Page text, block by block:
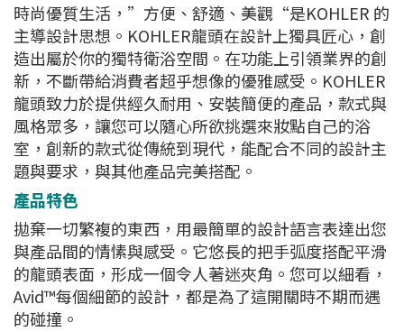
時尚優質生活，”方便、舒適、美觀“是KOHLER 的
主導設計思想。KOHLER龍頭在設計上獨具匠心，創
造出屬於你的獨特衛浴空間。在功能上引領業界的創
新，不斷帶給消費者超乎想像的優雅感受。KOHLER
龍頭致力於提供經久耐用、安裝簡便的產品，款式與
風格眾多，讓您可以隨心所欲挑選來妝點自己的浴
室，創新的款式從傳統到現代，能配合不同的設計主
題與要求，與其他產品完美搭配。
產品特色
拋棄一切繁複的東西，用最簡單的設計語言表達出您
與產品間的情愫與感受。它悠長的把手弧度搭配平滑
的龍頭表面，形成一個令人著迷夾角。您可以細看，
Avid™每個細節的設計，都是為了這開關時不期而遇
的碰撞。